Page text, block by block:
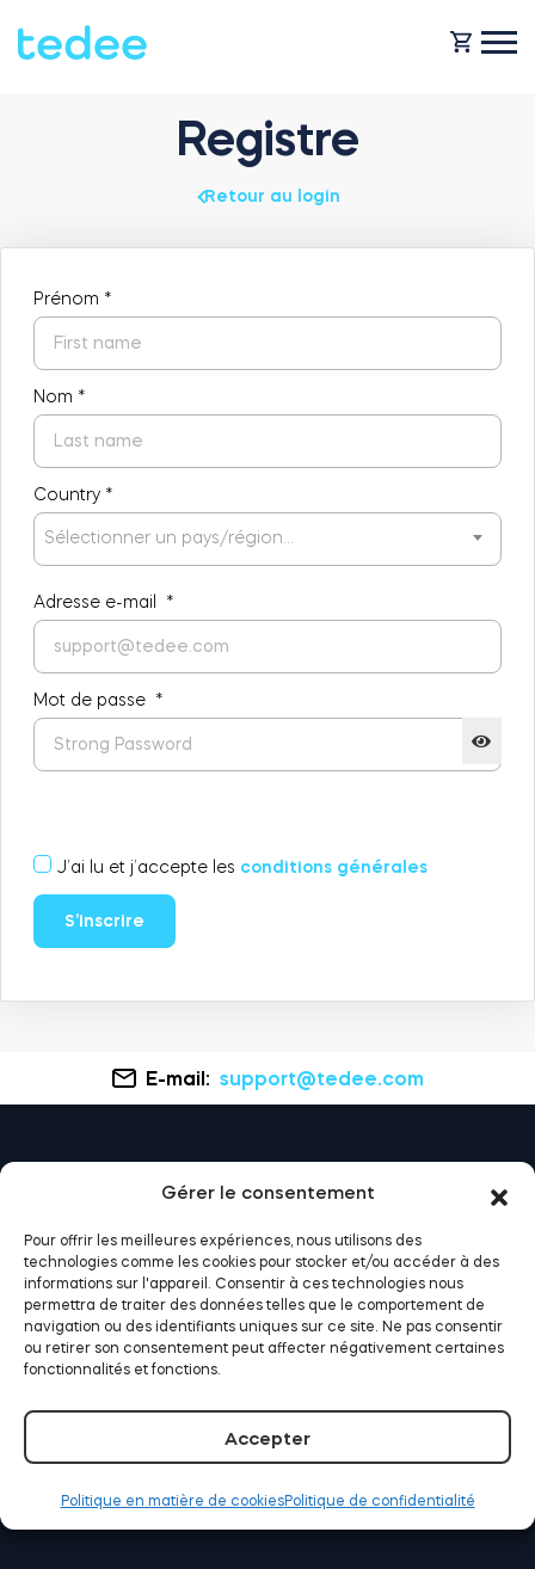
Gérer le consentement
Pour offrir les meilleures expériences, nous utilisons des
technologies comme les cookies pour stocker et/ou accéder à des
informations sur l'appareil. Consentir à ces technologies nous
permettra de traiter des données telles que le comportement de
navigation ou des identifiants uniques sur ce site. Ne pas consentir
ou retirer son consentement peut affecter négativement certaines
fonctionnalités et fonctions.
Accepter
Politique en matière de cookiesPolitique de confidentialité
COMMENT ÇA MARCHE ?
Location
Entreprise
Intégrations
Serrures
Tedee GO2
Tedee PRO
Accessoires
Cylindres
Adaptateurs
Accès à la maison
Tedee Keypad PRO
BOUTIQUE
ASSISTANCE
BLOG
Registre
Retour au login
Prénom *
Nom *
Country *
Sélectionner un pays/région…
Adresse e-mail *
Mot de passe *
J’ai lu et j’accepte les conditions générales
S’inscrire
E-mail: support@tedee.com
Comment ça marche ? | Maison